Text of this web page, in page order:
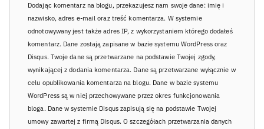
Dodając komentarz na blogu, przekazujesz nam swoje dane: imię i
nazwisko, adres e-mail oraz treść komentarza. W systemie
odnotowywany jest także adres IP, z wykorzystaniem którego dodałeś
komentarz. Dane zostają zapisane w bazie systemu WordPress oraz
Disqus. Twoje dane są przetwarzane na podstawie Twojej zgody,
wynikającej z dodania komentarza. Dane są przetwarzane wyłącznie w
celu opublikowania komentarza na blogu. Dane w bazie systemu
WordPress są w niej przechowywane przez okres funkcjonowania
bloga. Dane w systemie Disqus zapisują się na podstawie Twojej
umowy zawartej z firmą Disqus. O szczegółach przetwarzania danych